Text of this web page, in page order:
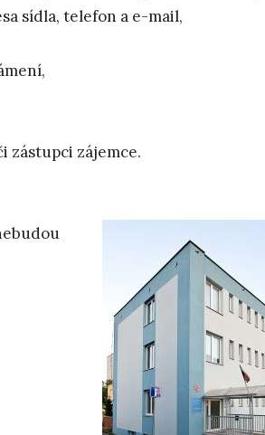
sídla, telefon a e-mail,
zástupci zájemce.